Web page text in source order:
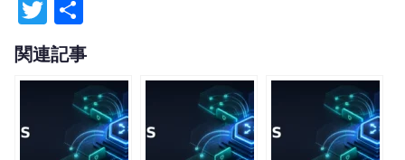
T
w
it
te
有
関連記事